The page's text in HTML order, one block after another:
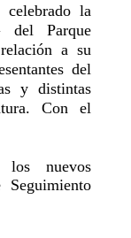
la
del Parque
a su
del
y distintas
Con el
los nuevos